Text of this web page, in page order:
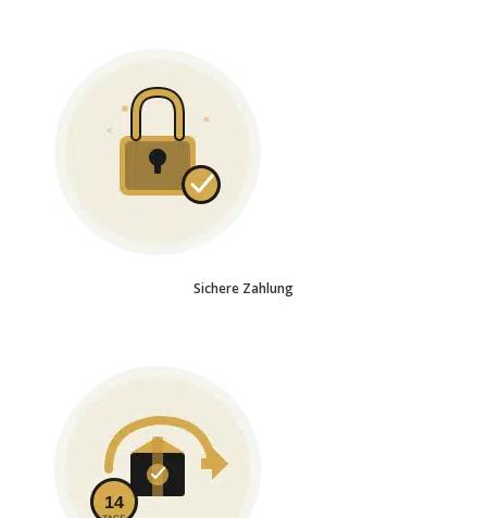
Sichere Zahlung